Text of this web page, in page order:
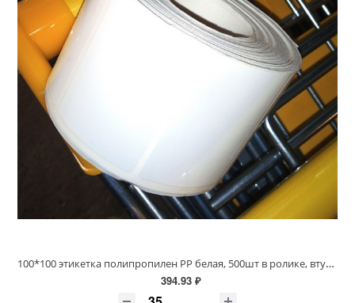
100*100 этикетка полипропилен PP белая, 500шт в ролике, втулка 40мм
394.93 ₽